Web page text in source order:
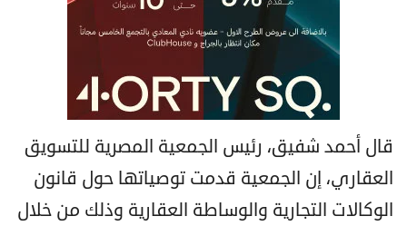
قال أحمد شفيق، رئيس الجمعية المصرية للتسويق
العقاري، إن الجمعية قدمت توصياتها حول قانون
الوكالات التجارية والوساطة العقارية وذلك من خلال